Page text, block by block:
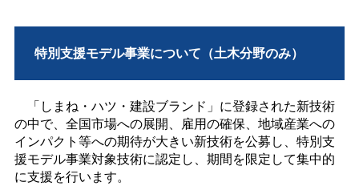
特別支援モデル事業について（土木分野のみ）
「しまね・ハツ・建設ブランド」に登録された新技術
の中で、全国市場への展開、雇用の確保、地域産業への
インパクト等への期待が大きい新技術を公募し、特別支
援モデル事業対象技術に認定し、期間を限定して集中的
に支援を行います。